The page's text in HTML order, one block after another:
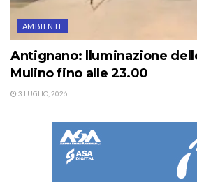
AMBIENTE
Antignano: lluminazione
Mulino fino alle 23.00
3 LUGLIO, 2026